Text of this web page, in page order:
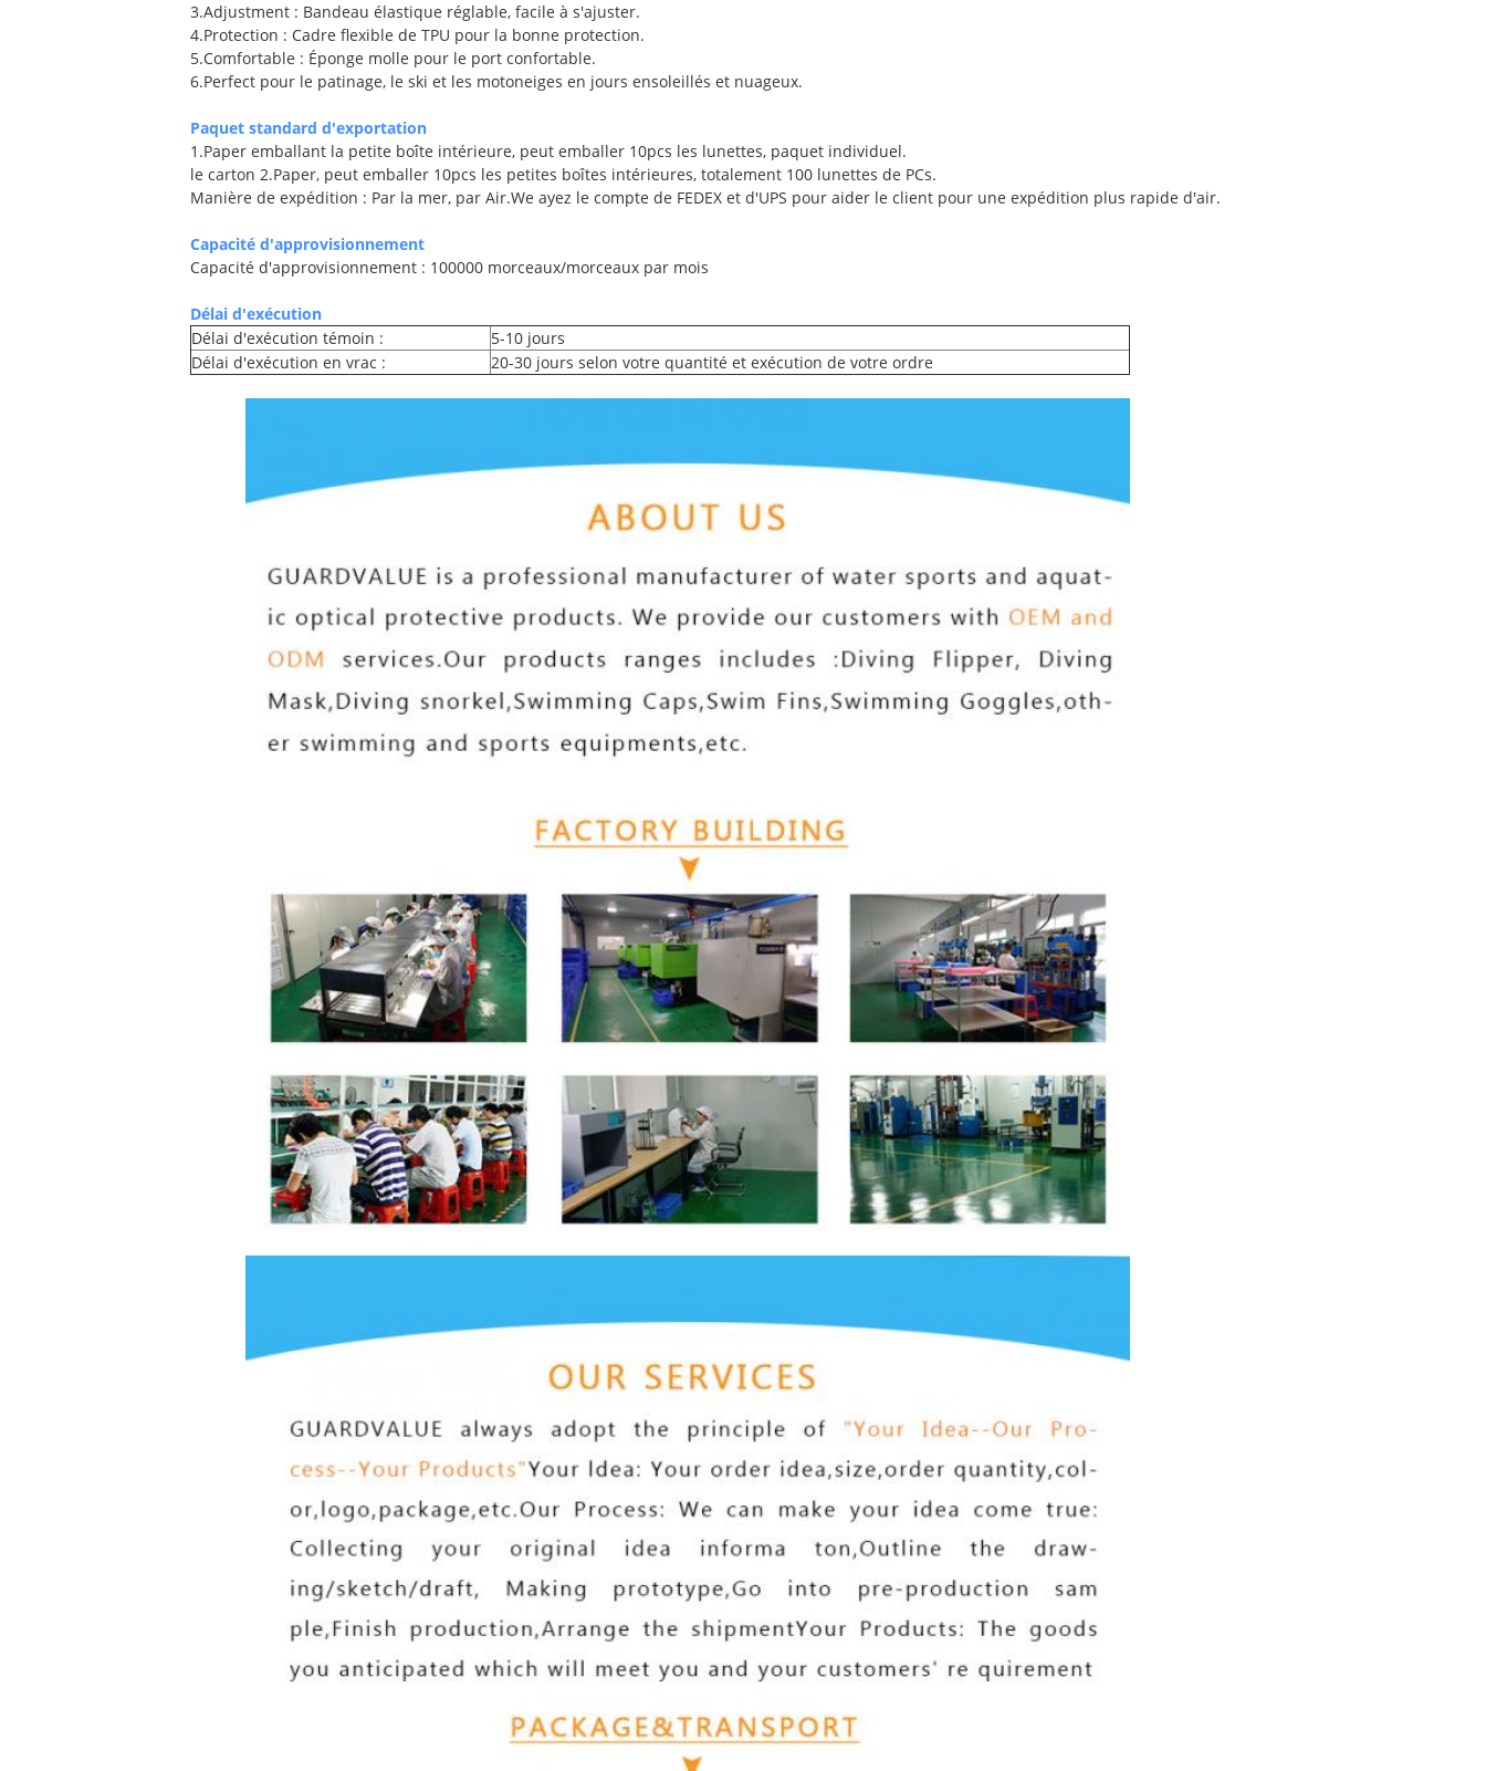
3.Adjustment : Bandeau élastique réglable, facile à s'ajuster.
4.Protection : Cadre flexible de TPU pour la bonne protection.
5.Comfortable : Éponge molle pour le port confortable.
6.Perfect pour le patinage, le ski et les motoneiges en jours ensoleillés et nuageux.
Paquet standard d'exportation
1.Paper emballant la petite boîte intérieure, peut emballer 10pcs les lunettes, paquet individuel.
le carton 2.Paper, peut emballer 10pcs les petites boîtes intérieures, totalement 100 lunettes de PCs.
Manière de expédition : Par la mer, par Air.We ayez le compte de FEDEX et d'UPS pour aider le client pour une expédition plus rapide d'air.
Capacité d'approvisionnement
Capacité d'approvisionnement : 100000 morceaux/morceaux par mois
Délai d'exécution
Délai d'exécution témoin :
5-10 jours
Délai d'exécution en vrac :
20-30 jours selon votre quantité et exécution de votre ordre